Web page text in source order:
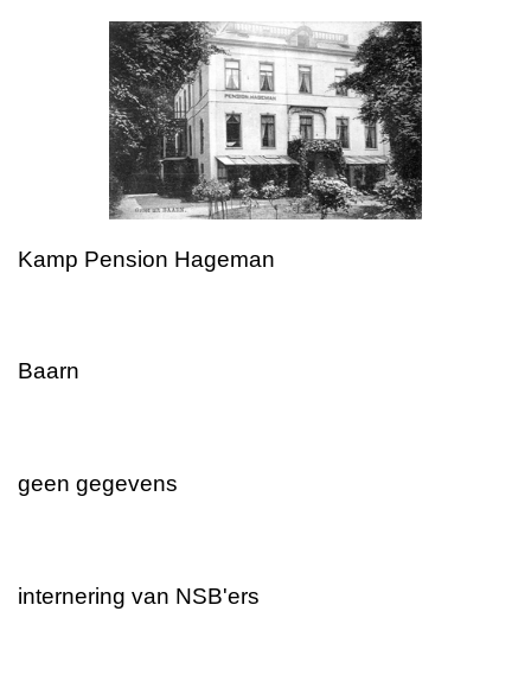
Kamp Pension Hageman
Baarn
geen gegevens
internering van NSB'ers